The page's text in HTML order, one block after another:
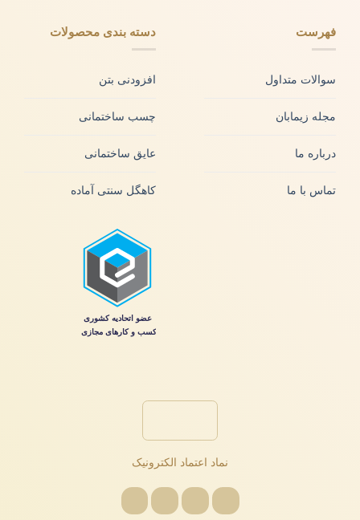
فهرست
سوالات متداول
مجله زیمابان
درباره ما
تماس با ما
دسته بندی محصولات
افزودنی بتن
چسب ساختمانی
عایق ساختمانی
کاهگل سنتی آماده
نماد اعتماد الکترونیک